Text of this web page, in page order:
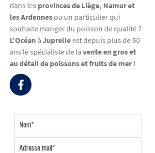
dans les provinces de Liège, Namur et
les Ardennesou un particulier qui
souhaite manger du poisson de qualité ?
L'Océan à Juprelleest depuis plus de 50
ans le spécialiste de la vente en gros et
au détail de poissons et fruits de mer!